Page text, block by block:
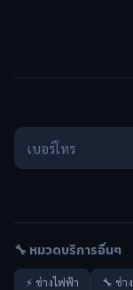
🔧 หมวดบริการอื่นๆ
⚡ ช่างไฟฟ้า 🔧 ช่า